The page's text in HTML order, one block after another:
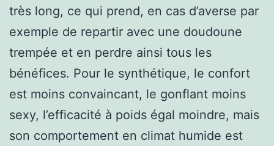
très long, ce qui prend, en cas d’averse par
exemple de repartir avec une doudoune
trempée et en perdre ainsi tous les
bénéfices. Pour le synthétique, le confort
est moins convaincant, le gonflant moins
sexy, l’efficacité à poids égal moindre, mais
son comportement en climat humide est